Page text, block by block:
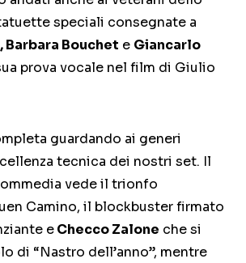
speciali consegnate a
Bouchet e Giancarlo
prova vocale nel film di Giulio
guardando ai generi
tecnica dei nostri set. Il
vede il trionfo
Camino, il blockbuster firmato
eChecco Zalone che si
di “Nastro dell’anno”, mentre